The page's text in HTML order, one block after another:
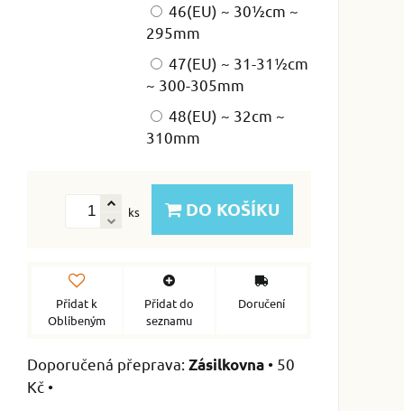
46(EU) ~ 30½cm ~
295mm
47(EU) ~ 31-31½cm
~ 300-305mm
48(EU) ~ 32cm ~
310mm
ks DO KOŠÍKU
Přidat k
Oblíbeným
Přidat do
seznamu
Doručení
Zásilkovna • 50
Kč •